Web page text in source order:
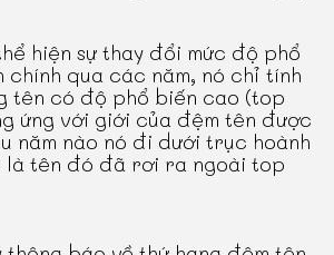
hiện sự thay đổi mức độ phổ
chính qua các năm, nó chỉ tính
tên có độ phổ biến cao (top
ứng với giới của đệm tên được
năm nào nó đi dưới trục hoành
là tên đó đã rơi ra ngoài top